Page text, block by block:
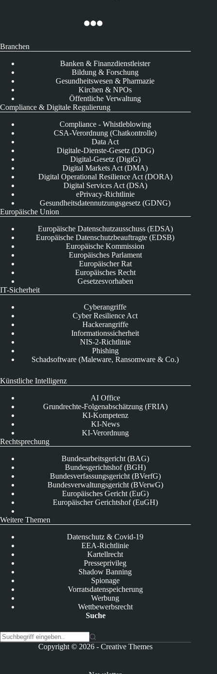
Branchen
Banken & Finanzdienstleister
Bildung & Forschung
Gesundheitswesen & Pharmazie
Kirchen & NPOs
Öffentliche Verwaltung
Compliance & Digitale Regulierung
Compliance - Whistleblowing
CSA-Verordnung (Chatkontrolle)
Data Act
Digitale-Dienste-Gesetz (DDG)
Digital-Gesetz (DigiG)
Digital Markets Act (DMA)
Digital Operational Resilience Act (DORA)
Digital Services Act (DSA)
ePrivacy-Richtlinie
Gesundheitsdatennutzungsgesetz (GDNG)
Europäische Union
Europäische Datenschutzausschuss (EDSA)
Europäische Datenschutzbeauftragte (EDSB)
Europäische Kommission
Europäisches Parlament
Europäischer Rat
Europäisches Recht
Gesetzesvorhaben
IT-Sicherheit
Cyberangriffe
Cyber Resilience Act
Hackerangriffe
Informationssicherheit
NIS-2-Richtlinie
Phishing
Schadsoftware (Maleware, Ransomware & Co.)
Künstliche Intelligenz
AI Office
Grundrechte-Folgenabschätzung (FRIA)
KI-Kompetenz
KI-News
KI-Verordnung
Rechtsprechung
Bundesarbeitsgericht (BAG)
Bundesgerichtshof (BGH)
Bundesverfassungsgericht (BVerfG)
Bundesverwaltungsgericht (BVerwG)
Europäisches Gericht (EuG)
Europäischer Gerichtshof (EuGH)
Weitere Themen
Datenschutz & Covid-19
EEA-Richtlinie
Kartellrecht
Presseprivileg
Shadow Banning
Spionage
Vorratsdatenspeicherung
Werbung
Wettbewerbsrecht
Suche
Copyright © 2026 -Creative Themes